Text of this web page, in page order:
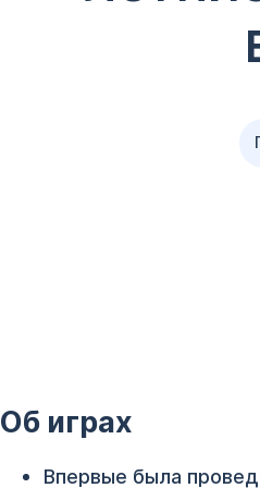
Об играх
Впервые была